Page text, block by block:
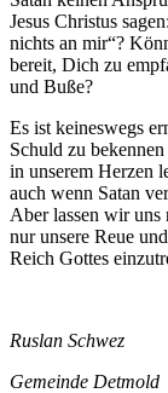
Jesus Christus
nichts an mir“?
bereit, Dich zu
und Buße?
Es ist keineswegs
Schuld zu
in unserem Herzen
auch wenn Satan
Aber lassen wir uns
nur unsere Reue
Reich Gottes
Ruslan Schwez
Gemeinde Detmold